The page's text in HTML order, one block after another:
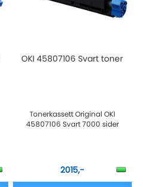
OKI 45807106 Svart toner
Tonerkassett Original OKI
45807106 Svart 7000 sider
2015,-